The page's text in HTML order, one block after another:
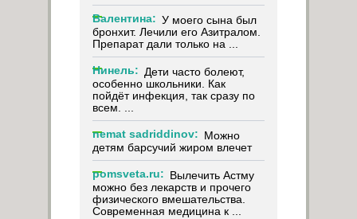
Валентина: У моего сына был
бронхит. Лечили его Азитралом.
Препарат дали только на ...
Нинель: Дети часто болеют,
особенно школьники. Как
пойдёт инфекция, так сразу по
всем. ...
nemat sadriddinov: Можно
детям барсучий жиром влечет
pomsveta.ru: Вылечить Астму
можно без лекарств и прочего
физического вмешательства.
Современная медицина к ...